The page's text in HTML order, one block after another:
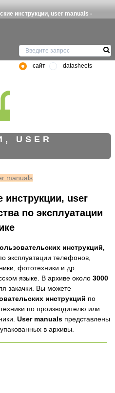
инструкции, user manuals -
сайт datasheets
USER
manuals
инструкции, user
по эксплуатации
инструкций,
эксплуатации телефонов,
фототехники и др.
языке. В архиве около 3000
закачки. Вы можете
инструкций по
по производителю или
User manuals представлены
в архивы.